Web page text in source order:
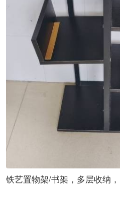
铁艺置物架/书架，多层收纳